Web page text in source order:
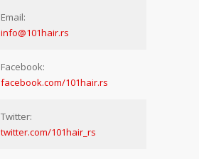
Email:
info@101hair.rs
Facebook:
facebook.com/101hair.rs
Twitter:
twitter.com/101hair_rs